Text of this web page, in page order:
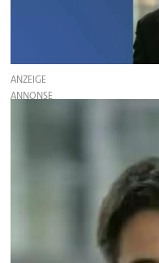
ANZEIGE